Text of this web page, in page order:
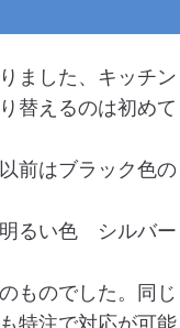
ました、キッチン
替えるのは初めて
前はブラック色の
るい色 シルバー
ものでした。同じ
特注で対応が可能